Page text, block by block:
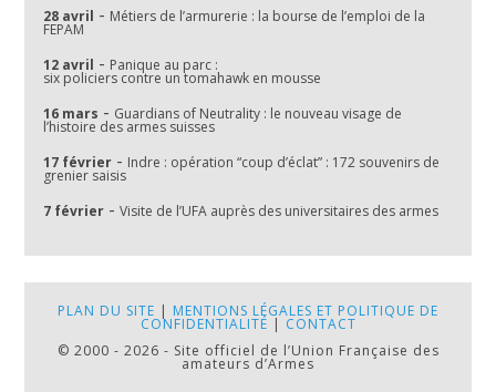
28 avril - Métiers de l’armurerie : la bourse de l’emploi de la
FEPAM
12 avril - Panique au parc :
six policiers contre un tomahawk en mousse
16 mars - Guardians of Neutrality : le nouveau visage de
l’histoire des armes suisses
17 février - Indre : opération “coup d’éclat” : 172 souvenirs de
grenier saisis
7 février -Visite de l’UFA auprès des universitaires des armes
PLAN DU SITE | MENTIONS LÉGALES ET POLITIQUE DE
CONFIDENTIALITÉ | CONTACT
© 2000 - 2026 - Site officiel de l’Union Française des
amateurs d’Armes